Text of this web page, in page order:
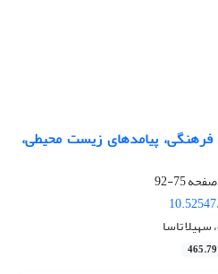
فرهنگی، پیامدهای زیست محیطی،
75-92
تاسا